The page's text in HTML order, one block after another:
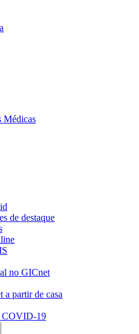
Médicas
de destaque
no GICnet
partir de casa
COVID-19